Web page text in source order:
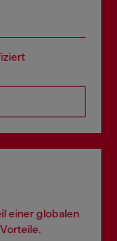
einer globalen